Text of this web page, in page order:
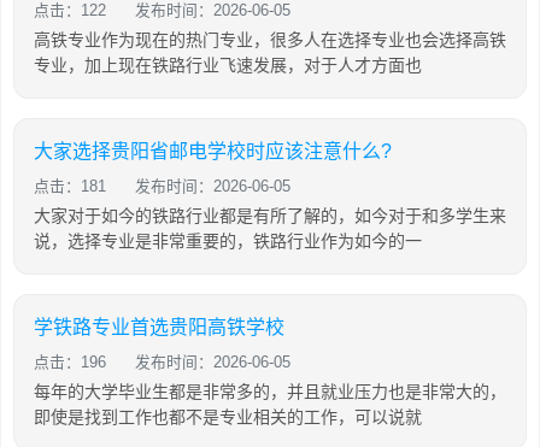
点击：122 发布时间：2026-06-05
高铁专业作为现在的热门专业，很多人在选择专业也会选择高铁
专业，加上现在铁路行业飞速发展，对于人才方面也
大家选择贵阳省邮电学校时应该注意什么?
点击：181 发布时间：2026-06-05
大家对于如今的铁路行业都是有所了解的，如今对于和多学生来
说，选择专业是非常重要的，铁路行业作为如今的一
学铁路专业首选贵阳高铁学校
点击：196 发布时间：2026-06-05
每年的大学毕业生都是非常多的，并且就业压力也是非常大的，
即使是找到工作也都不是专业相关的工作，可以说就